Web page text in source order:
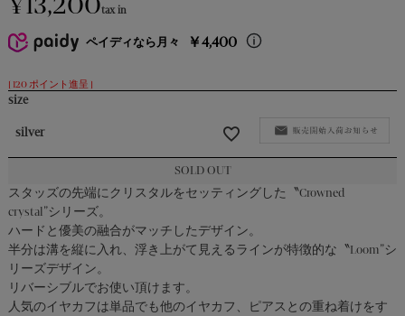
BROOCH｜ ブローチ
全ての商品
SHOP LIST
SHOPPING GUIDE
tax in
ペイディなら月々 ￥4,400
[ 120ポイント進呈 ]
size
silver
SOLD OUT
スタッズの先端にクリスタルをセッティングした〝Crowned
crystal”シリーズ。
ハードと優美の融合がマッチしたデザイン。
半分は溝を縦に入れ、浮き上がて見えるラインが特徴的な〝Loom”シ
リーズデザイン。
リバーシブルでお使い頂けます。
人気のイヤカフは単品でも他のイヤカフ、ピアスとの重ね着けをす